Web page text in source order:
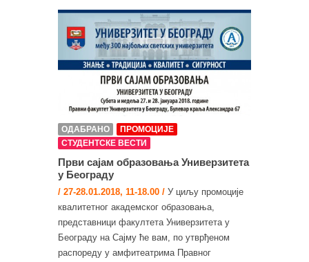
ОДАБРАНО
ПРОМОЦИЈЕ
СТУДЕНТСКЕ ВЕСТИ
Први сајам образовања Универзитета
у Београду
/ 27-28.01.2018, 11-18.00 / У циљу промоције
квалитетног академског образовања,
представници факултета Универзитета у
Београду на Сајму ће вам, по утврђеном
распореду у амфитеатрима Правног